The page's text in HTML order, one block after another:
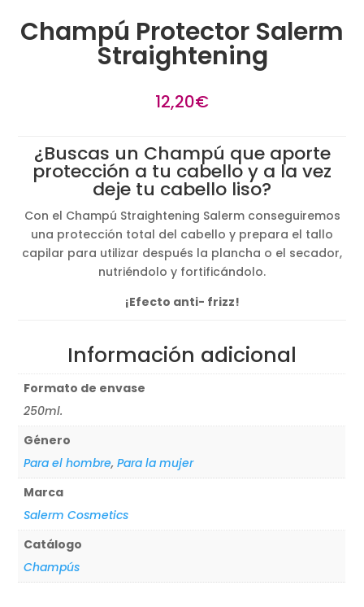
Champú Protector Salerm
Straightening
12,20€
¿Buscas un Champú que aporte
protección a tu cabello y a la vez
deje tu cabello liso?
Con el Champú Straightening Salerm conseguiremos
una protección total del cabello y prepara el tallo
capilar para utilizar después la plancha o el secador,
nutriéndolo y fortificándolo.
¡Efecto anti- frizz!
Información adicional
Formato de envase
250ml.
Género
Para el hombre,Para la mujer
Marca
Salerm Cosmetics
Catálogo
Champús